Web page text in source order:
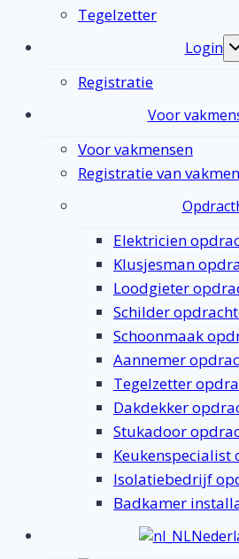
Tegelzetter
Login
Registratie
Voor
Voor vakmensen
Registratie van
Elektricien
Klusjesman
Loodgieter
Schilder
Schoonmaak
Aannemer
Tegelzetter
Dakdekker
Stukadoor
Keukenspecialist
Isolatiebedrijf
Badkamer